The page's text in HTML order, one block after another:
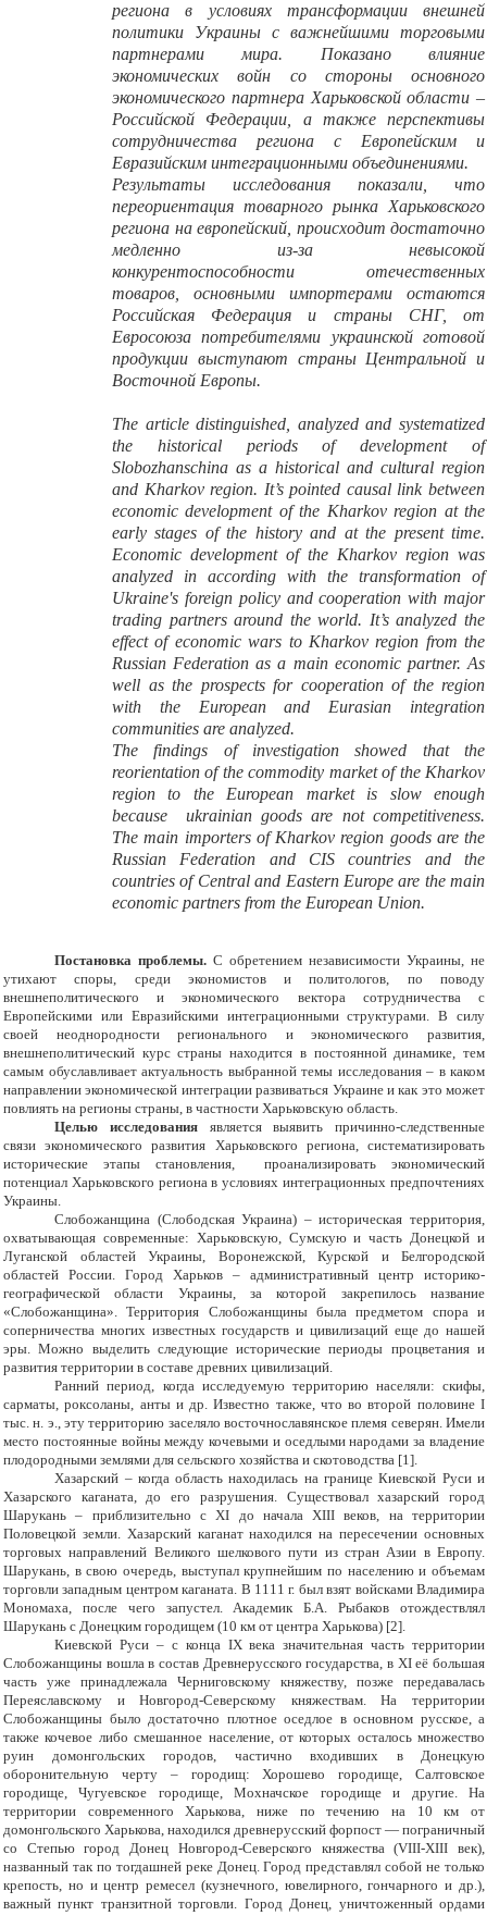
региона в условиях трансформации внешней
политики Украины с важнейшими торговыми
партнерами мира. Показано влияние
экономических войн со стороны основного
экономического партнера Харьковской области –
Российской Федерации, а также перспективы
сотрудничества региона с Европейским и
Евразийским интеграционными объединениями.
Результаты исследования показали, что
переориентация товарного рынка Харьковского
региона на европейский, происходит достаточно
медленно из-за невысокой
конкурентоспособности отечественных
товаров, основными импортерами остаются
Российская Федерация и страны СНГ, от
Евросоюза потребителями украинской готовой
продукции выступают страны Центральной и
Восточной Европы.
The article distinguished, analyzed and systematized
the historical periods of development of
Slobozhanschina as a historical and cultural region
and Kharkov region. It’s pointed causal link between
economic development of the Kharkov region at the
early stages of the history and at the present time.
Economic development of the Kharkov region was
analyzed in according with the transformation of
Ukraine's foreign policy and cooperation with major
trading partners around the world. It’s analyzed the
effect of economic wars to Kharkov region from the
Russian Federation as a main economic partner. As
well as the prospects for cooperation of the region
with the European and Eurasian integration
communities are analyzed.
The findings of investigation showed that the
reorientation of the commodity market of the Kharkov
region to the European market is slow enough
because ukrainian goods are not competitiveness.
The main importers of Kharkov region goods are the
Russian Federation and CIS countries and the
countries of Central and Eastern Europe are the main
economic partners from the European Union.
Постановка проблемы. С обретением независимости Украины, не
утихают споры, среди экономистов и политологов, по поводу
внешнеполитического и экономического вектора сотрудничества с
Европейскими или Евразийскими интеграционными структурами. В силу
своей неоднородности регионального и экономического развития,
внешнеполитический курс страны находится в постоянной динамике, тем
самым обуславливает актуальность выбранной темы исследования – в каком
направлении экономической интеграции развиваться Украине и как это может
повлиять на регионы страны, в частности Харьковскую область.
Целью исследованияявляется выявить причинно-следственные
связи экономического развития Харьковского региона, систематизировать
исторические этапы становления, проанализировать экономический
потенциал Харьковского региона в условиях интеграционных предпочтениях
Украины.
Слобожанщина (Слободская Украина) – историческая территория,
охватывающая современные: Харьковскую, Сумскую и часть Донецкой и
Луганской областей Украины, Воронежской, Курской и Белгородской
областей России. Город Харьков – административный центр историко-
географической области Украины, за которой закрепилось название
«Слобожанщина». Территория Слобожанщины была предметом спора и
соперничества многих известных государств и цивилизаций еще до нашей
эры. Можно выделить следующие исторические периоды процветания и
развития территории в составе древних цивилизаций.
Ранний период, когда исследуемую территорию населяли: скифы,
сарматы, роксоланы, анты и др. Известно также, что во второй половине I
тыс. н. э., эту территорию заселяло восточнославянское племя северян. Имели
место постоянные войны между кочевыми и оседлыми народами за владение
плодородными землями для сельского хозяйства и скотоводства [1].
Хазарский – когда область находилась на границе Киевской Руси и
Хазарского каганата, до его разрушения. Существовал хазарский город
Шарукань – приблизительно с XI до начала XIII веков, на территории
Половецкой земли. Хазарский каганат находился на пересечении основных
торговых направлений Великого шелкового пути из стран Азии в Европу.
Шарукань, в свою очередь, выступал крупнейшим по населению и объемам
торговли западным центром каганата. В 1111 г. был взят войсками Владимира
Мономаха, после чего запустел. Академик Б.А. Рыбаков отождествлял
Шарукань с Донецким городищем (10 км от центра Харькова) [2].
Киевской Руси – с конца IX века значительная часть территории
Слобожанщины вошла в состав Древнерусского государства, в XI её большая
часть уже принадлежала Черниговскому княжеству, позже передавалась
Переяславскому и Новгород-Северскому княжествам. На территории
Слобожанщины было достаточно плотное оседлое в основном русское, а
также кочевое либо смешанное население, от которых осталось множество
руин домонгольских городов, частично входивших в Донецкую
оборонительную черту – городищ: Хорошево городище, Салтовское
городище, Чугуевское городище, Мохначское городище и другие. На
территории современного Харькова, ниже по течению на 10 км от
домонгольского Харькова, находился древнерусский форпост — пограничный
со Степью город Донец Новгород-Северского княжества (VIII-XIII
век),
названный так по тогдашней реке Донец. Город представлял собой не только
крепость, но и центр ремесел (кузнечного, ювелирного, гончарного и др.),
важный пункт транзитной торговли. Город Донец, уничтоженный ордами